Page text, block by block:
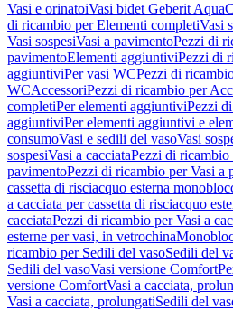
Vasi e orinatoiVasi bidet Geberit
di ricambio per Elementi completiVasi
Vasi sospesiVasi a pavimentoPezzi di
pavimentoElementi aggiuntiviPezzi di
aggiuntiviPer vasi WCPezzi di
WCAccessoriPezzi di ricambio per
completiPer elementi aggiuntiviPezzi
aggiuntiviPer elementi aggiuntivi e
consumoVasi e sedili del vasoVasi
sospesiVasi a cacciataPezzi di ricambio
pavimentoPezzi di ricambio per Vasi a
cassetta di risciacquo esterna
a cacciata per cassetta di risciacquo
cacciataPezzi di ricambio per Vasi a
esterne per vasi, in vetrochina
ricambio per Sedili del vasoSedili del
Sedili del vasoVasi versione Comfort
versione ComfortVasi a cacciata,
Vasi a cacciata, prolungatiSedili del